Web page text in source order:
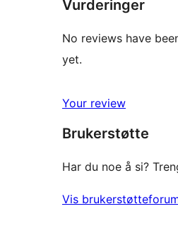
Vurderinger
No reviews have
yet.
Your review
Brukerstøtte
Har du noe å si?
Vis